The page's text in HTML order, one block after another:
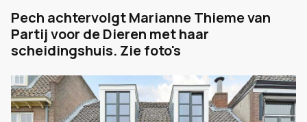
Pech achtervolgt Marianne Thieme van
Partij voor de Dieren met haar
scheidingshuis. Zie foto's